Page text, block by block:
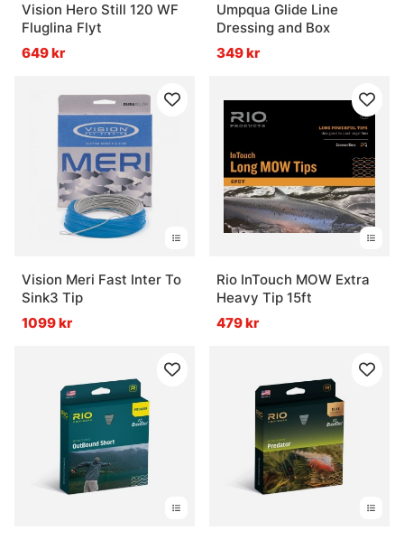
Vision Hero Still 120 WF
Fluglina Flyt
649 kr
Umpqua Glide Line
Dressing and Box
349 kr
Vision Meri Fast Inter To
Sink3 Tip
1099 kr
Rio InTouch MOW Extra
Heavy Tip 15ft
479 kr